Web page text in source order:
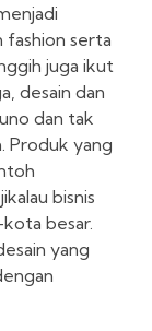
fashion serta
juga ikut
desain dan
dan tak
Produk yang
bisnis
besar.
yang